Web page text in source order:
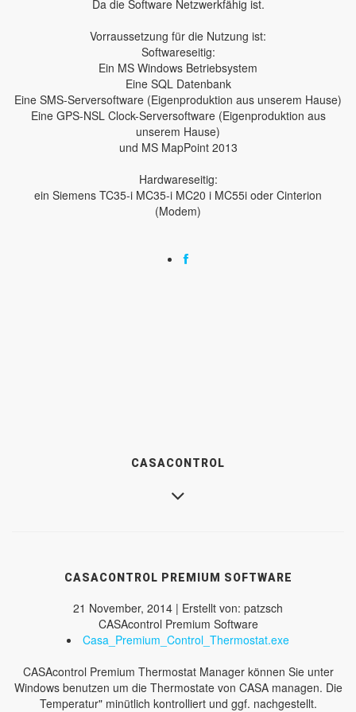
Da die Software Netzwerkfähig ist.
Vorraussetzung für die Nutzung ist:
Softwareseitig:
Ein MS Windows Betriebsystem
Eine SQL Datenbank
Eine SMS-Serversoftware (Eigenproduktion aus unserem Hause)
Eine GPS-NSL Clock-Serversoftware (Eigenproduktion aus
unserem Hause)
und MS MapPoint 2013
Hardwareseitig:
ein Siemens TC35-i MC35-i MC20 i MC55i oder Cinterion
(Modem)
CASACONTROL
CASACONTROL PREMIUM SOFTWARE
21 November, 2014 | Erstellt von: patzsch
CASAcontrol Premium Software
Casa_Premium_Control_Thermostat.exe
CASAcontrol Premium Thermostat Manager können Sie unter
Windows benutzen um die Thermostate von CASA managen. Die
Temperatur" minütlich kontrolliert und ggf. nachgestellt.